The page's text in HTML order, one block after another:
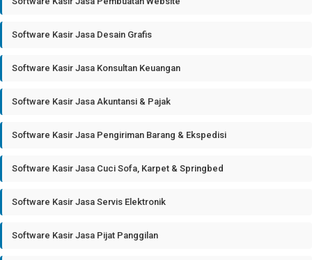
Software Kasir Jasa Desain Grafis
Software Kasir Jasa Konsultan Keuangan
Software Kasir Jasa Akuntansi & Pajak
Software Kasir Jasa Pengiriman Barang & Ekspedisi
Software Kasir Jasa Cuci Sofa, Karpet & Springbed
Software Kasir Jasa Servis Elektronik
Software Kasir Jasa Pijat Panggilan